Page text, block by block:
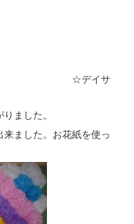
品☆ ☆デイサ
ました。
ました。お花紙を使っ